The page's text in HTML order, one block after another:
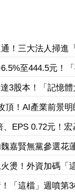
！三大法人掃
補貨南亞科
至444.5元！
創4年半新高
3股本！「記憶
砍近1.8萬張抱回
頂！AI產業前景
外資目標價喊
、EPS 0.72元！宏
將發表AI PC新品
魏嘉賢無黨參選
水塔還被投毒「
火燙！外資加碼
17億元、近5日
「這檔」週噴第